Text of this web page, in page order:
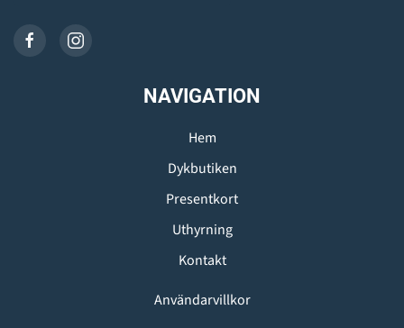
NAVIGATION
Hem
Dykbutiken
Presentkort
Uthyrning
Kontakt
Användarvillkor